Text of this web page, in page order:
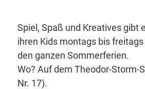
Spiel, Spaß und Kreatives gibt
ihren Kids montags bis
den ganzen Sommerferien.
Wo? Auf dem Theodor-Storm-
Nr. 17).